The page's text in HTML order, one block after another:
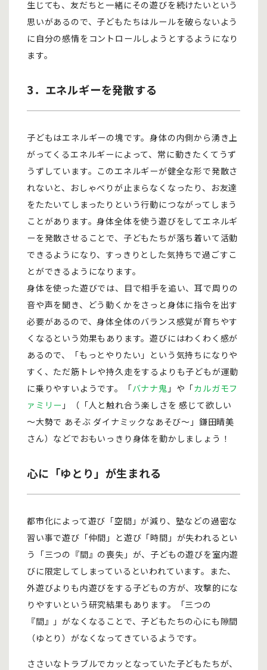
生じても、友だちと一緒にその遊びを続けたいという
思いがあるので、子どもたちはルールを破らないよう
に自分の感情をコントロールしようとするようになり
ます。
3．エネルギーを発散する
子どもはエネルギーの塊です。身体の内側から湧き上
がってくるエネルギーによって、常に動きたくてうず
うずしています。このエネルギーが健全な形で発散さ
れないと、おしゃべりが止まらなくなったり、お友達
をたたいてしまったりという行動につながってしまう
ことがあります。身体全体を使う遊びをしてエネルギ
ーを発散させることで、子どもたちが落ち着いて活動
できるようになり、すっきりとした気持ちで過ごすこ
とができるようになります。
身体を使った遊びでは、目で相手を追い、耳で周りの
音や声を聞き、どう動くかをさっと身体に指令を出す
必要があるので、身体全体のバランス感覚が育ちやす
くなるという効果もあります。遊びにはわくわく感が
あるので、「もっとやりたい」という気持ちになりや
すく、ただ筋トレや持久走をするよりも子どもが運動
に乗りやすいようです。「バナナ鬼 」や「カルガモフ
ァミリー 」（「人と触れ合う楽しさを 感じて欲しい
〜大勢で あそぶ ダイナミックなあそび〜」鎌田晴美
さん）などでおもいっきり身体を動かしましょう！
心に「ゆとり」が生まれる
都市化によって遊び「空間」が減り、塾などの過密な
習い事で遊び「仲間」と遊び「時間」が失われるとい
う「三つの『間』の喪失」が、子どもの遊びを室内遊
びに限定してしまっているといわれています。また、
外遊びよりも内遊びをする子どもの方が、攻撃的にな
りやすいという研究結果もあります。「三つの
『間』」がなくなることで、子どもたちの心にも隙間
（ゆとり）がなくなってきているようです。
ささいなトラブルでカッとなっていた子どもたちが、